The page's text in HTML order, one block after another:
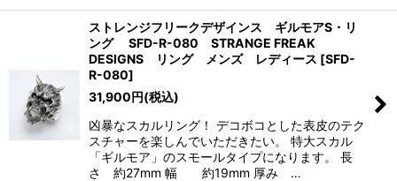
ストレンジフリークデザインス ギルモアS・リ
ング SFD-R-080 STRANGE FREAK
DESIGNS リング メンズ レディース [SFD-
R-080]
31,900円(税込)
凶暴なスカルリング！ デコボコとした表皮のテク
スチャーを楽しんでいただきたい。 特大スカル
「ギルモア」のスモールタイプになります。 長
さ 約27mm 幅 約19mm 厚み …